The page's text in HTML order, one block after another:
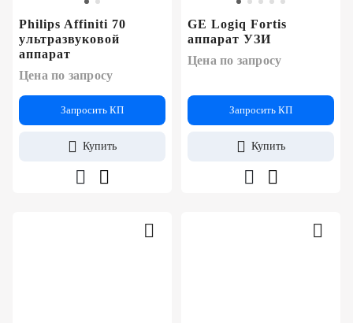
Philips Affiniti 70
ультразвуковой
аппарат
Цена по запросу
Запросить КП
Купить
GE Logiq Fortis
аппарат УЗИ
Цена по запросу
Запросить КП
Купить